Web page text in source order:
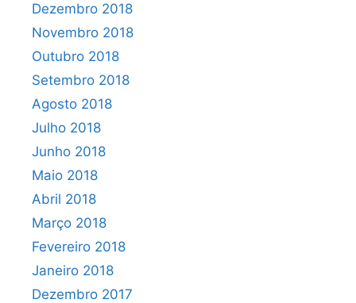
Dezembro 2018
Novembro 2018
Outubro 2018
Setembro 2018
Agosto 2018
Julho 2018
Junho 2018
Maio 2018
Abril 2018
Março 2018
Fevereiro 2018
Janeiro 2018
Dezembro 2017